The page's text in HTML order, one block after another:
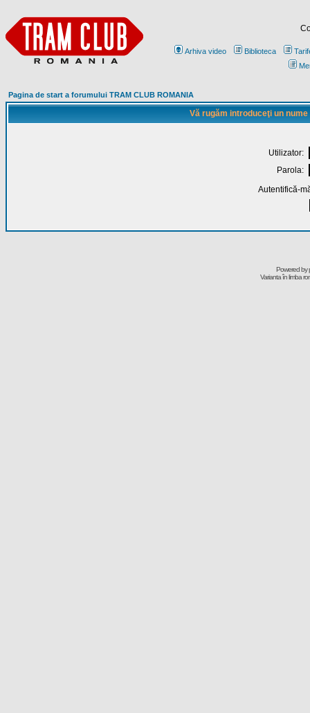
Arhiva video Biblioteca
Pagina de start a forumului TRAM CLUB ROMANIA
Vă rugăm introduceţi un
Utilizator:
Parola:
Autentifică-
Powered by
Varianta în limba